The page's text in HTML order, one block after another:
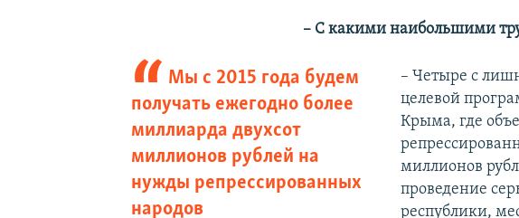
– С какими наибольшими
Мы с 2015 года будем
получать ежегодно более
миллиарда двухсот
миллионов рублей на
нужды репрессированных
народов
– Четыре с
целевой
Крыма, где
миллионов
проведение
республики,